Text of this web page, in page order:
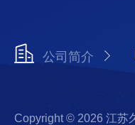
公司简介
Copyright © 2026 江苏